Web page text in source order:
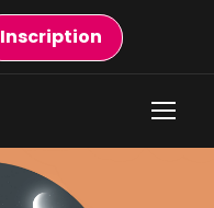
Inscription